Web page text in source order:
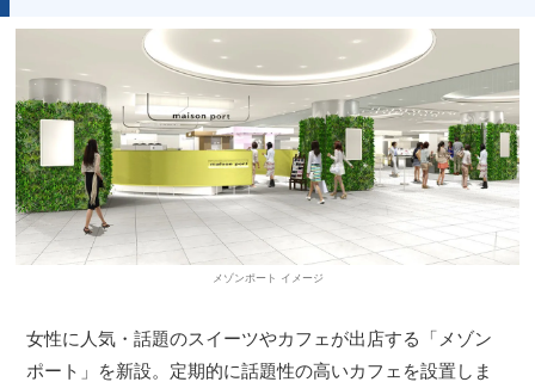
メゾンポート イメージ
女性に人気・話題のスイーツやカフェが出店する「メゾン
ポート」を新設。定期的に話題性の高いカフェを設置しま